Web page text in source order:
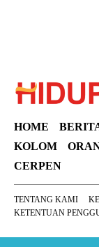
HOME
KOLOM
CERPEN
TENTANG KAMI
KETENTUAN